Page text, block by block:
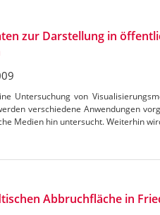
zur Darstellung in
Untersuchung von
verschiedene Anwendungen
Medien hin untersucht. Weiterhin
Abbruchfläche in